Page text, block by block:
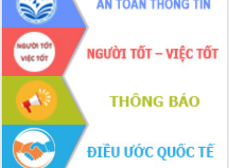
Đắk Lắk sẵn sàng các điều kiện cho
Ngày hội bầu cử đại biểu Quốc hội
khóa XVI và HĐND các cấp nhiệm kỳ
2026-2031
Đảm bảo cuộc bầu cử đại biểu Quốc
hội và đại biểu HĐND các cấp diễn ra
an toàn, hiệu quả, đúng quy định
Thủ tướng Chính phủ Phạm Minh Chính
kiểm tra, chỉ đạo hoàn thành các dự
án cao tốc và thăm khu tái định cư tại
Đắk Lắk
Sôi nổi Hội đua ngựa truyền thống Gò
Thì Thùng mừng Xuân Bính Ngọ 2026
Lãnh đạo tỉnh dâng hương tưởng niệm
tại Đập Đồng Cam đầu Xuân Bính Ngọ